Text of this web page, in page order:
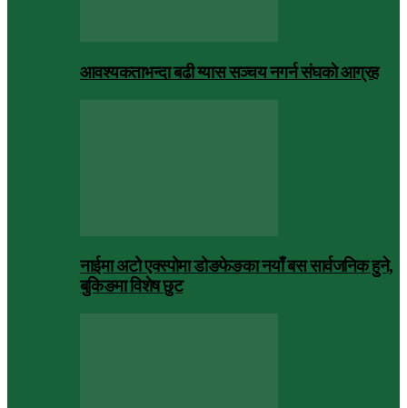
आवश्यकताभन्दा बढी ग्यास सञ्चय नगर्न संघकाे आग्रह
नाईमा अटो एक्स्पोमा डोङफेङका नयाँ बस सार्वजनिक हुने,
बुकिङमा विशेष छुट